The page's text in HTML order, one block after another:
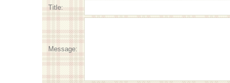
Title:
Message: